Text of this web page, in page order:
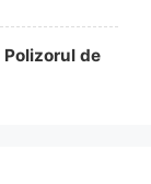
Polizorul de